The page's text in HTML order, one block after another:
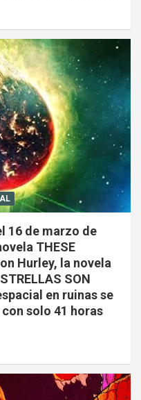
16 de marzo de
THESE
Hurley, la novela
SON
en ruinas se
solo 41 horas